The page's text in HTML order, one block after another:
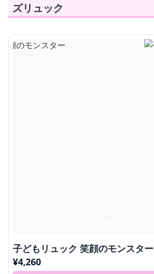
ズリュック
子どもリュック 笑顔のモンスター
¥4,260